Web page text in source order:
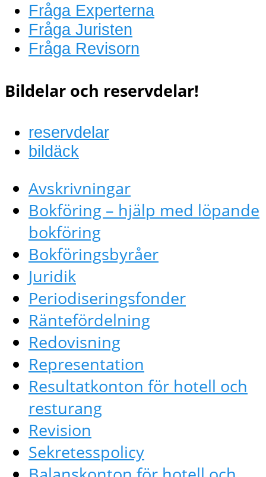
Fråga Experterna
Fråga Juristen
Fråga Revisorn
Bildelar och reservdelar!
reservdelar
bildäck
Avskrivningar
Bokföring – hjälp med löpande
bokföring
Bokföringsbyråer
Juridik
Periodiseringsfonder
Räntefördelning
Redovisning
Representation
Resultatkonton för hotell och
resturang
Revision
Sekretesspolicy